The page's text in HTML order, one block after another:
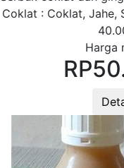
Coklat : Coklat, Jahe,
Harga
RP